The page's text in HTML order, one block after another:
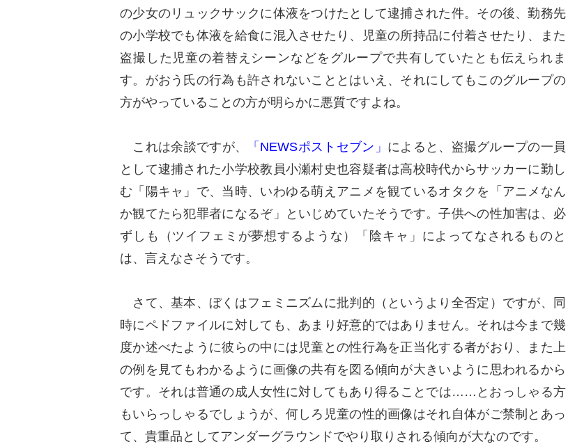
の少女のリュックサックに体液をつけたとして逮捕された件。その後、勤務先
の小学校でも体液を給食に混入させたり、児童の所持品に付着させたり、また
盗撮した児童の着替えシーンなどをグループで共有していたとも伝えられま
す。がおう氏の行為も許されないこととはいえ、それにしてもこのグループの
方がやっていることの方が明らかに悪質ですよね。
これは余談ですが、 「NEWSポストセブン」 によると、盗撮グループの一員
として逮捕された小学校教員小瀬村史也容疑者は高校時代からサッカーに勤し
む「陽キャ」で、当時、いわゆる萌えアニメを観ているオタクを「アニメなん
か観てたら犯罪者になるぞ」といじめていたそうです。子供への性加害は、必
ずしも（ツイフェミが夢想するような）「陰キャ」によってなされるものと
は、言えなさそうです。
さて、基本、ぼくはフェミニズムに批判的（というより全否定）ですが、同
時にペドファイルに対しても、あまり好意的ではありません。それは今まで幾
度か述べたように彼らの中には児童との性行為を正当化する者がおり、また上
の例を見てもわかるように画像の共有を図る傾向が大きいように思われるから
です。それは普通の成人女性に対してもあり得ることでは……とおっしゃる方
もいらっしゃるでしょうが、何しろ児童の性的画像はそれ自体がご禁制とあっ
て、貴重品としてアンダーグラウンドでやり取りされる傾向が大なのです。